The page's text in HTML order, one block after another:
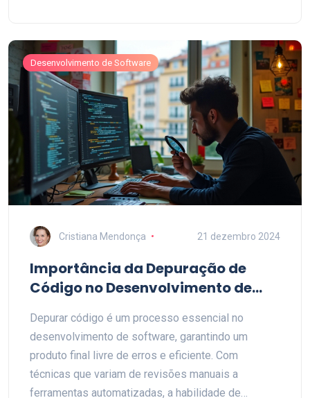
de uma abordagem sistemática e prática. Seja você
um novato ou um veterano no mundo da
programação, as dicas aqui apresentadas ajudarão
a aprimorar suas habilidades e a enfrentar desafios
de maneira mais eficiente.
Desenvolvimento de Software
Cristiana Mendonça 21 dezembro 2024
Importância da Depuração de
Código no Desenvolvimento de
Depurar código é um processo essencial no
desenvolvimento de software, garantindo um
produto final livre de erros e eficiente. Com
técnicas que variam de revisões manuais a
ferramentas automatizadas, a habilidade de